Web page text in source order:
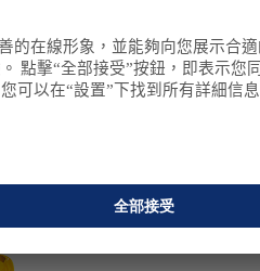
想了解我們產品
探索HiPP喜寶